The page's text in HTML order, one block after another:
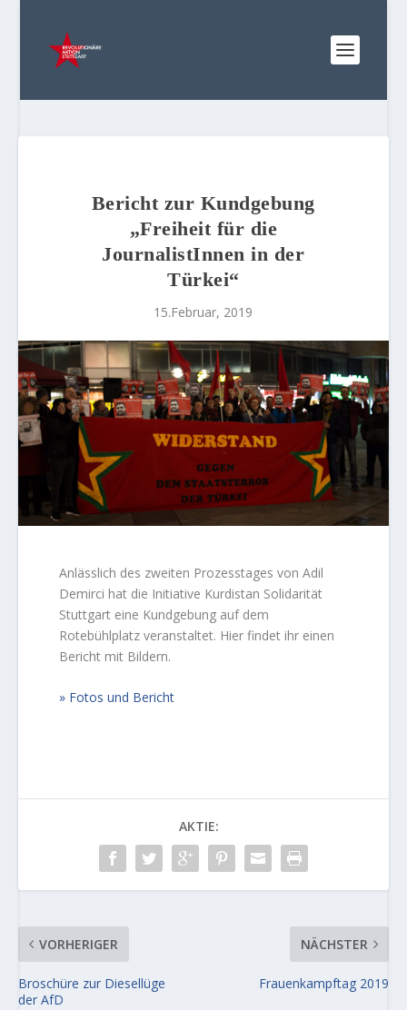
Bericht zur Kundgebung
„Freiheit für die
JournalistInnen in der
Türkei“
15.Februar, 2019
Anlässlich des zweiten Prozesstages von Adil
Demirci hat die Initiative Kurdistan Solidarität
Stuttgart eine Kundgebung auf dem
Rotebühlplatz veranstaltet. Hier findet ihr einen
Bericht mit Bildern.
Fotos und Bericht
AKTIE:
VORHERIGER
Broschüre zur Diesellüge
der AfD
NÄCHSTER
Frauenkampftag 2019